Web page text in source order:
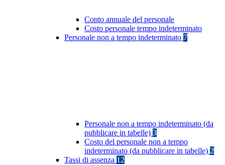
Conto annuale del personale
Costo personale tempo indeterminato
Personale non a tempo indeterminato 7
Personale non a tempo indeterminato (da
pubblicare in tabelle) 3
Costo del personale non a tempo
indeterminato (da pubblicare in tabelle) 2
Tassi di assenza 12